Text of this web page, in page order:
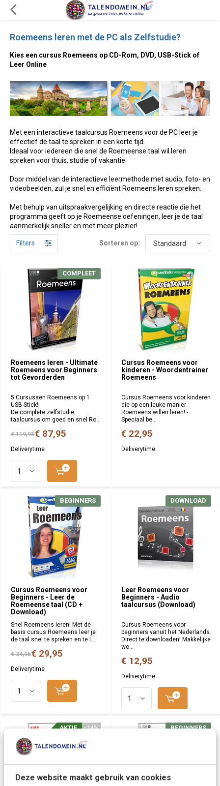
Deze website maakt gebruik van cookies
Roemeens leren met de PC als Zelfstudie?
Kies een cursus Roemeens op CD-Rom, DVD, USB-Stick of
Leer Online
Met een interactieve taalcursus Roemeens voor de PC leer je
effectief de taal te spreken in een korte tijd.
Ideaal voor iedereen die snel de Roemeense taal wil leren
spreken voor thuis, studie of vakantie.
Door middel van de interactieve leermethode met audio, foto- en
videobeelden, zul je snel en efficiënt Roemeens leren spreken.
Met behulp van uitspraakvergelijking en directe reactie die het
programma geeft op je Roemeense oefeningen, leer je de taal
aanmerkelijk sneller en met meer plezier!
Filters Sorteren op:
Roemeens leren - Ultimate
Roemeens voor Beginners
tot Gevorderden
COMPLEET
5 Cursussen Roemeens op 1
USB-Stick!
De complete zelfstudie
taalcursus om goed en snel Ro...
€ 119,95€ 87,95
Deliverytime
Cursus Roemeens voor
kinderen - Woordentrainer
Roemeens
Cursus Roemeens voor kinderen
die op een leuke manier
Roemeens willen leren! -
Speciaal be...
€ 22,95
Deliverytime
Cursus Roemeens voor
Beginners - Leer de
Roemeense taal (CD +
Download)
BEGINNERS
Snel Roemeens leren! Met de
basis cursus Roemeens leer je
de taal snel te spreken en te l...
€ 34,95€ 29,95
Deliverytime
Leer Roemeens voor
Beginners - Audio
taalcursus (Download)
DOWNLOAD
Cursus Roemeens voor
beginners vanuit het Nederlands.
Direct te downloaden! Makkelijke
wo...
€ 12,95
Deliverytime
-14%
AKTIE BEGINNERS